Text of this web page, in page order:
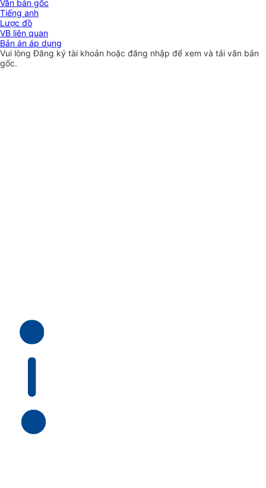
Văn bản gốc
Tiếng anh
Lược đồ
VB liên quan
Bản án áp dụng
Vui lòngĐăng ký tài khoản hoặc đăng nhập để xem và tải văn bản
gốc.